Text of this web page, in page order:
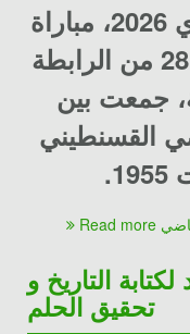
شهد اليوم، الخميس 7 ماي 2026، مباراة
مثيرة للغاية ضمن الجولة 28 من الرابطة
جمعت بين
القسنطيني
Read more الجولة 28: نادي باردوا 5-3 النادي الرياضي
التاريخ و
تحقيق الحلم